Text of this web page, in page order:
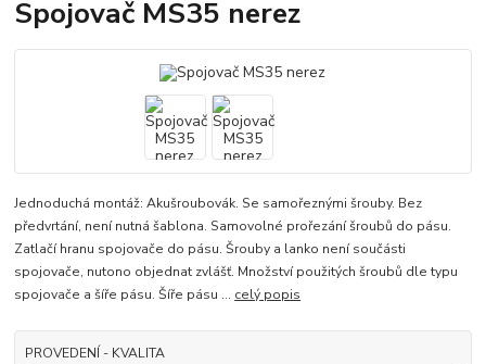
Spojovač MS35 nerez
Jednoduchá montáž: Akušroubovák. Se samořeznými šrouby. Bez
předvrtání, není nutná šablona. Samovolné prořezání šroubů do pásu.
Zatlačí hranu spojovače do pásu. Šrouby a lanko není součásti
spojovače, nutono objednat zvlášť. Množství použitých šroubů dle typu
spojovače a šíře pásu. Šíře pásu ... celý popis
PROVEDENÍ - KVALITA